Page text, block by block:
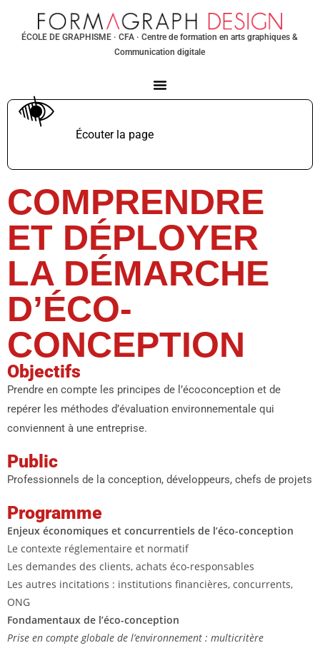
ÉCOLE DE GRAPHISME · CFA · Centre de formation en arts graphiques &
Communication digitale
Écouter la page
COMPRENDRE
ET DÉPLOYER
LA DÉMARCHE
D’ÉCO-
CONCEPTION
Objectifs
Prendre en compte les principes de l’écoconception et de
repérer les méthodes d’évaluation environnementale qui
conviennent à une entreprise.
Public
Professionnels de la conception, développeurs, chefs de projets
Programme
Enjeux économiques et concurrentiels de l’éco-conception
Le contexte réglementaire et normatif
Les demandes des clients, achats éco-responsables
Les autres incitations : institutions financières, concurrents,
ONG
Fondamentaux de l’éco-conception
Prise en compte globale de l’environnement : multicritère